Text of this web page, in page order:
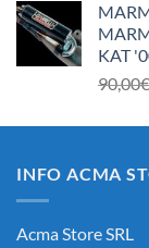
KAT
90,00€
INFO ACMA
Acma Store SRL